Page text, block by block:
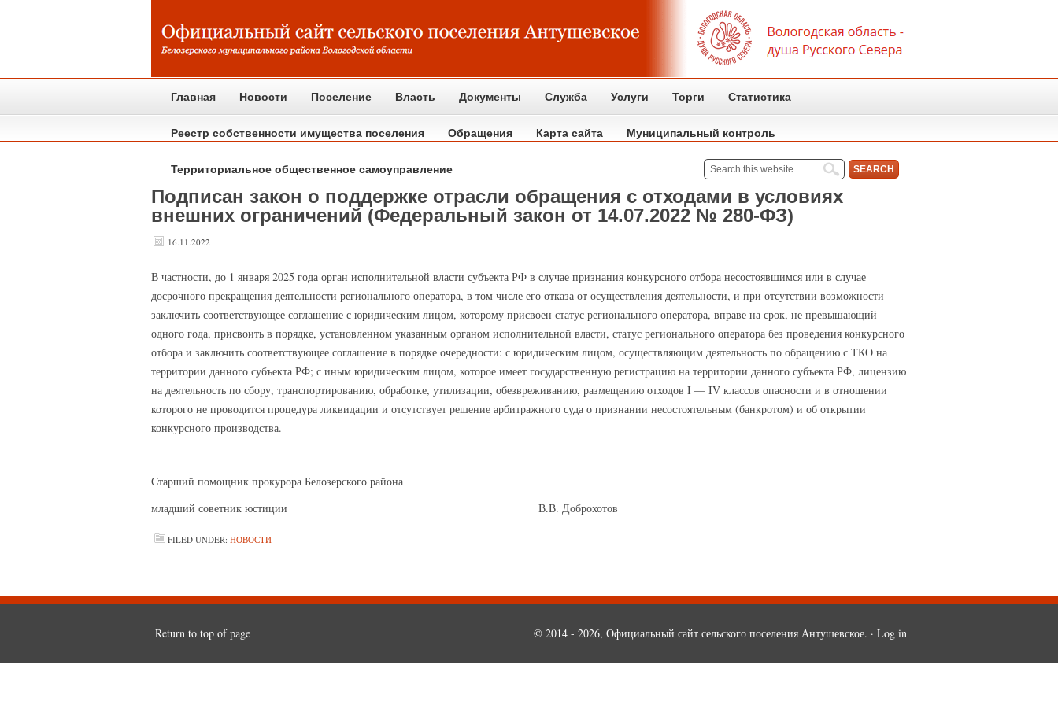
Главная Новости Поселение Власть Документы Служба Услуги Торги Статистика
Реестр собственности имущества поселения Обращения Карта сайта Муниципальный контроль
Территориальное общественное самоуправление
Подписан закон о поддержке отрасли обращения с отходами в условиях
внешних ограничений (Федеральный закон от 14.07.2022 № 280-ФЗ)
16.11.2022
В частности, до 1 января 2025 года орган исполнительной власти субъекта РФ в случае признания конкурсного отбора несостоявшимся или в случае
досрочного прекращения деятельности регионального оператора, в том числе его отказа от осуществления деятельности, и при отсутствии возможности
заключить соответствующее соглашение с юридическим лицом, которому присвоен статус регионального оператора, вправе на срок, не превышающий
одного года, присвоить в порядке, установленном указанным органом исполнительной власти, статус регионального оператора без проведения конкурсного
отбора и заключить соответствующее соглашение в порядке очередности: с юридическим лицом, осуществляющим деятельность по обращению с ТКО на
территории данного субъекта РФ; с иным юридическим лицом, которое имеет государственную регистрацию на территории данного субъекта РФ, лицензию
на деятельность по сбору, транспортированию, обработке, утилизации, обезвреживанию, размещению отходов I — IV классов опасности и в отношении
которого не проводится процедура ликвидации и отсутствует решение арбитражного суда о признании несостоятельным (банкротом) и об открытии
конкурсного производства.
Старший помощник прокурора Белозерского района
младший советник юстиции В.В. Доброхотов
FILED UNDER: НОВОСТИ
Return to top of page © 2014 - 2026, Официальный сайт сельского поселения Антушевское. · Log in